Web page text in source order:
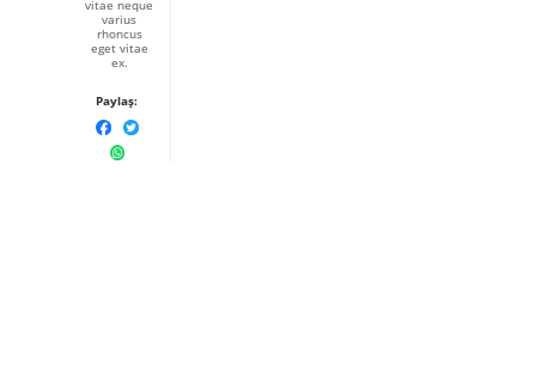
vitae neque
varius
rhoncus
eget vitae
ex.
Paylaş: